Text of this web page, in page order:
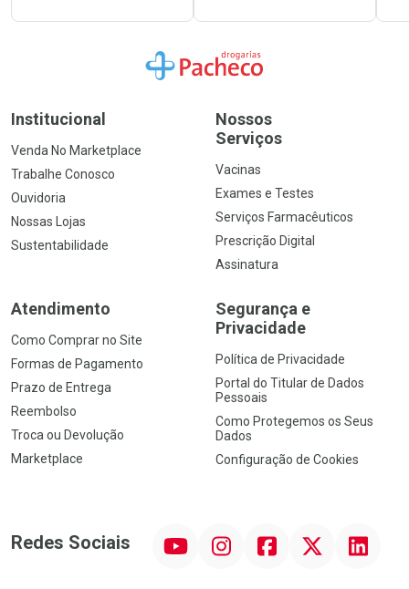
Ir para a Home
Institucional
Venda No Marketplace
Trabalhe Conosco
Ouvidoria
Nossas Lojas
Sustentabilidade
Nossos
Serviços
Vacinas
Exames e Testes
Serviços Farmacêuticos
Prescrição Digital
Assinatura
Atendimento
Como Comprar no Site
Formas de Pagamento
Prazo de Entrega
Reembolso
Troca ou Devolução
Marketplace
Segurança e
Privacidade
Política de Privacidade
Portal do Titular de Dados
Pessoais
Como Protegemos os Seus
Dados
Configuração de Cookies
Redes Sociais InstagramFacebook Linkedin